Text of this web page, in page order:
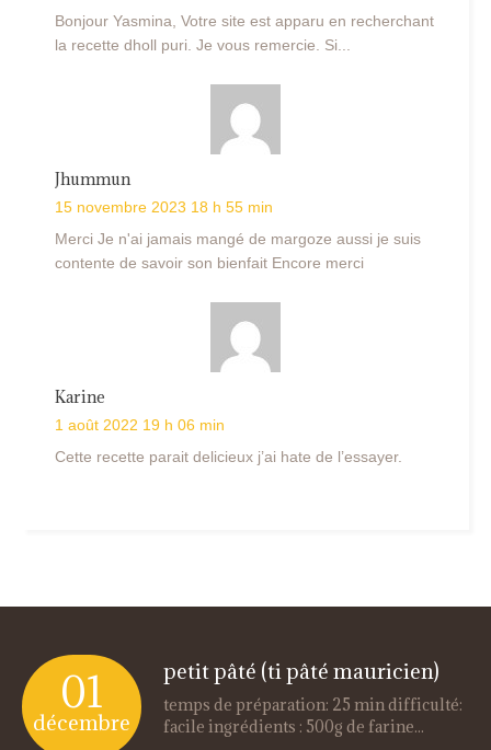
Bonjour Yasmina, Votre site est apparu en recherchant
la recette dholl puri. Je vous remercie. Si...
Jhummun
15 novembre 2023 18 h 55 min
Merci Je n'ai jamais mangé de margoze aussi je suis
contente de savoir son bienfait Encore merci
Karine
1 août 2022 19 h 06 min
Cette recette parait delicieux j’ai hate de l’essayer.
01
décembre
petit pâté (ti pâté mauricien)
temps de préparation: 25 min difficulté:
facile ingrédients : 500g de farine...